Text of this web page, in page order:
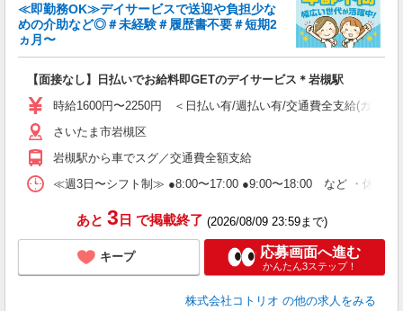
≪即勤務OK≫デイサービスで送迎や負担少な
めの介助など◎＃未経験＃履歴書不要＃短期2
ヵ月〜
【面接なし】日払いでお給料即GETのデイサービス＊岩槻駅
時給1600円〜2250円 ＜日払い有/週払い有/交通費全支給(ガソリ
さいたま市岩槻区
岩槻駅から車でスグ／交通費全額支給
≪週3日〜シフト制≫ ●8:00〜17:00 ●9:00〜18:00 など ・休憩1
あと 3 日 で掲載終了 (2026/08/09 23:59まで)
キープ 応募画面へ進む
かんたん3ステップ！
株式会社コトリオ の他の求人をみる